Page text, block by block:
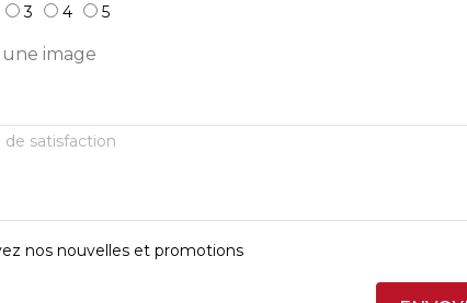
3 4 5
image
nos nouvelles et promotions